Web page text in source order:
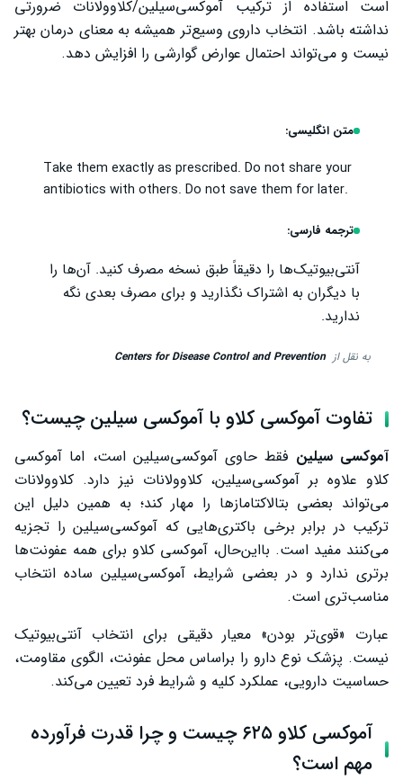
است استفاده از ترکیب آموکسی‌سیلین/کلاوولانات ضرورتی
نداشته باشد. انتخاب داروی وسیع‌تر همیشه به معنای درمان بهتر
نیست و می‌تواند احتمال عوارض گوارشی را افزایش دهد.
متن انگلیسی:
Take them exactly as prescribed. Do not share your
antibiotics with others. Do not save them for later.
ترجمه فارسی:
آنتی‌بیوتیک‌ها را دقیقاً طبق نسخه مصرف کنید. آن‌ها را
با دیگران به اشتراک نگذارید و برای مصرف بعدی نگه
ندارید.
به نقل از Centers for Disease Control and Prevention
تفاوت آموکسی کلاو با آموکسی سیلین چیست؟
آموکسی سیلین فقط حاوی آموکسی‌سیلین است، اما آموکسی
کلاو علاوه بر آموکسی‌سیلین، کلاوولانات نیز دارد. کلاوولانات
می‌تواند بعضی بتالاکتامازها را مهار کند؛ به همین دلیل این
ترکیب در برابر برخی باکتری‌هایی که آموکسی‌سیلین را تجزیه
می‌کنند مفید است. بااین‌حال، آموکسی کلاو برای همه عفونت‌ها
برتری ندارد و در بعضی شرایط، آموکسی‌سیلین ساده انتخاب
مناسب‌تری است.
عبارت «قوی‌تر بودن» معیار دقیقی برای انتخاب آنتی‌بیوتیک
نیست. پزشک نوع دارو را براساس محل عفونت، الگوی مقاومت،
حساسیت دارویی، عملکرد کلیه و شرایط فرد تعیین می‌کند.
آموکسی کلاو ۶۲۵ چیست و چرا قدرت فرآورده
مهم است؟